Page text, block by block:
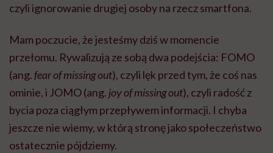
czyli ignorowanie drugiej osoby na rzecz smartfona.
Mam poczucie, że jesteśmy dziś w momencie
przełomu. Rywalizują ze sobą dwa podejścia: FOMO
(ang.fear of missing out), czyli lęk przed tym, że coś nas
ominie, i JOMO (ang. joy of missing out), czyli radość z
bycia poza ciągłym przepływem informacji. I chyba
jeszcze nie wiemy, w którą stronę jako społeczeństwo
ostatecznie pójdziemy.